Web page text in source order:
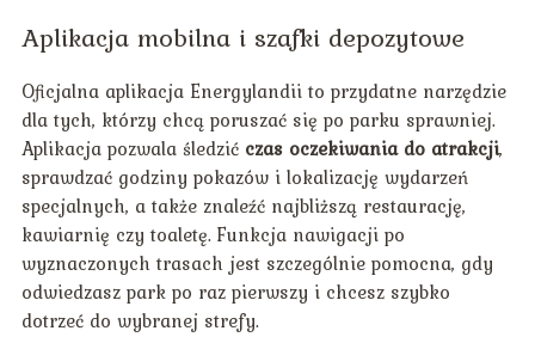
Aplikacja mobilna i szafki depozytowe
Oficjalna aplikacja Energylandii to przydatne narzędzie
dla tych, którzy chcą poruszać się po parku sprawniej.
Aplikacja pozwala śledzić czas oczekiwania do atrakcji,
sprawdzać godziny pokazów i lokalizację wydarzeń
specjalnych, a także znaleźć najbliższą restaurację,
kawiarnię czy toaletę. Funkcja nawigacji po
wyznaczonych trasach jest szczególnie pomocna, gdy
odwiedzasz park po raz pierwszy i chcesz szybko
dotrzeć do wybranej strefy.